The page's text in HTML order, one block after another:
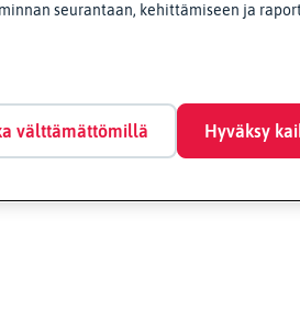
näitä?
seurantaan, kehittämiseen ja
välttämättömillä Hyväksy